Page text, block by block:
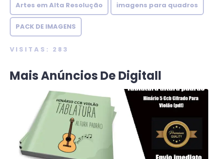
Artes em Alta Resolução
imagens para quadros
PACK DE IMAGENS
VISITAS: 283
Mais Anúncios De Digitall